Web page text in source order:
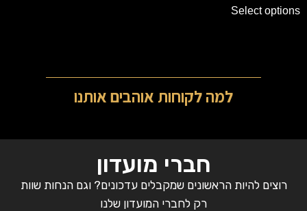
Select options
למה לקוחות אוהבים אותנו
חברי מועדון
רוצים להיות הראשונים שמקבלים עדכונים? וגם הנחות שוות
רק לחברי המועדון שלנו